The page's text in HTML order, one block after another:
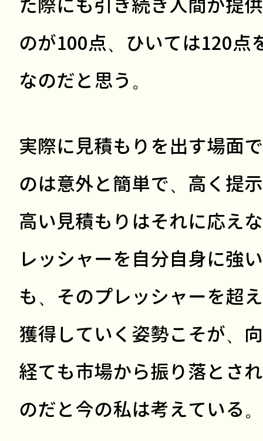
た際にも引き続き人間が提
のが100点、ひいては120点
なのだと思う。
実際に見積もりを出す場面
のは意外と簡単で、高く提
高い見積もりはそれに応え
レッシャーを自分自身に強
も、そのプレッシャーを超
獲得していく姿勢こそが、
経ても市場から振り落とさ
のだと今の私は考えている。